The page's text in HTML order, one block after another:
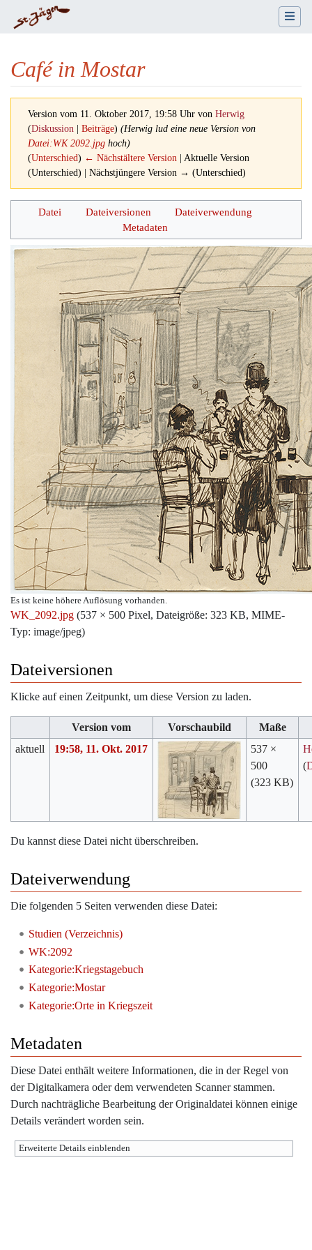
Café in Mostar
Version vom 11. Oktober 2017, 19:58 Uhr von Herwig
(Diskussion Beiträge) (Herwig lud eine neue Version von
Datei:WK 2092.jpg hoch)
(Unterschied) ← Nächstältere Version | Aktuelle Version
(Unterschied) | Nächstjüngere Version → (Unterschied)
Wechseln zu: Navigation,Suche
Datei Dateiversionen
Dateiverwendung
Metadaten
Es ist keine höhere Auflösung vorhanden.
WK_2092.jpg (537 × 500 Pixel, Dateigröße: 323 KB, MIME-
Typ: image/jpeg)
Dateiversionen
Klicke auf einen Zeitpunkt, um diese Version zu laden.
Version vom Vorschaubild
Maße
aktuell
19:58, 11. Okt. 2017
537 ×
500
(323 KB)
(
Du kannst diese Datei nicht überschreiben.
Dateiverwendung
Die folgenden 5 Seiten verwenden diese Datei:
Studien (Verzeichnis)
WK:2092
Kategorie:Kriegstagebuch
Kategorie:Mostar
Kategorie:Orte in Kriegszeit
Metadaten
Diese Datei enthält weitere Informationen, die in der Regel von
der Digitalkamera oder dem verwendeten Scanner stammen.
Durch nachträgliche Bearbeitung der Originaldatei können einige
Details verändert worden sein.
Erweiterte Details einblenden